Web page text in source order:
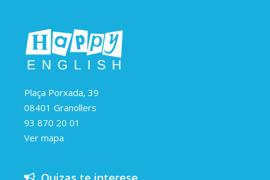
Plaça Porxada, 39
08401 Granollers
93 870 20 01
Ver mapa